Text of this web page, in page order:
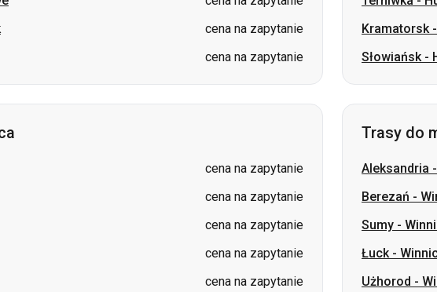
cena na zapytanie
cena na zapytanie
cena na zapytanie
cena na zapytanie
cena na zapytanie
cena na zapytanie
Trasy do
Aleksandria
Sumy-
Łuck-
Użhorod-
Stryj-
Izmaił-
Samar